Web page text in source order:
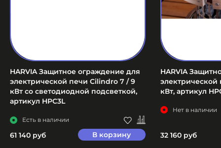
HARVIA Защитное ограждение для
электрической печи Cilindro 7 / 9
кВт со светодиодной подсветкой,
артикул HPC3L
Есть в наличии
61 140 руб В корзину
HARVIA
кВт, артикул
Нет в наличии
32 160 руб